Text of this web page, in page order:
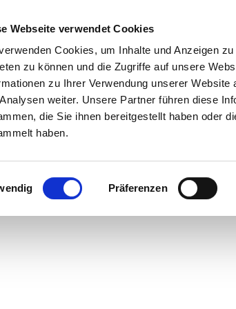
Webseite verwendet Cookies
Cookies, um Inhalte und Anzeigen
zu können und die Zugriffe auf unsere
zu Ihrer Verwendung unserer
weiter. Unsere Partner führen diese
die Sie ihnen bereitgestellt haben oder
haben.
Präferenzen
Kulinarik & Genuss Suche